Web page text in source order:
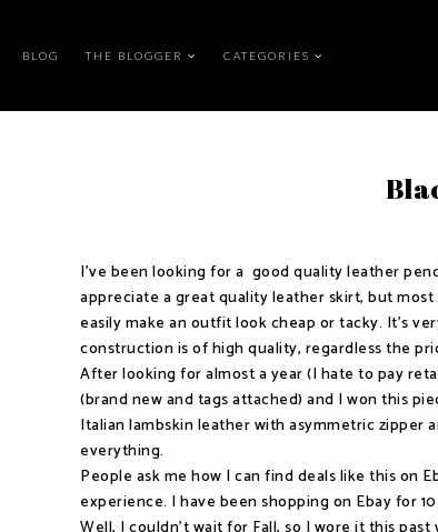
BLOG THE BLOGGER CATEGORIES
I've been looking for a good quality leather
appreciate a great quality leather skirt, but
easily make an outfit look cheap or tacky. It's
construction is of high quality, regardless the
After looking for almost a year (I hate to pay
(brand new and tags attached) and I won this
Italian lambskin leather with asymmetric zipper
everything.
People ask me how I can find deals like this on
experience. I have been shopping on Ebay for 10